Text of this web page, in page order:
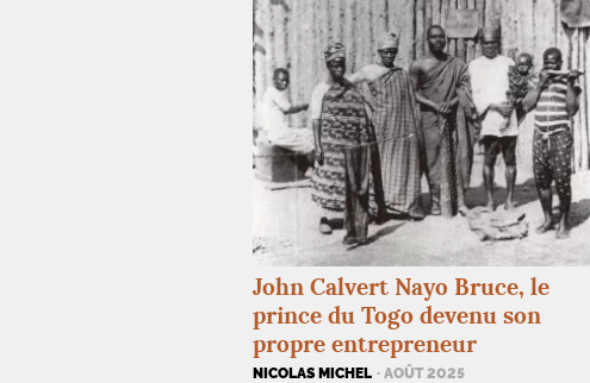
John Calvert Nayo Bruce, le
prince du Togo devenu son
propre entrepreneur
NICOLAS MICHEL · AOÛT 2025